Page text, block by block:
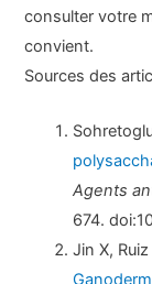
consulter votre
convient.
Sources des
Agents
674.
Jin X,